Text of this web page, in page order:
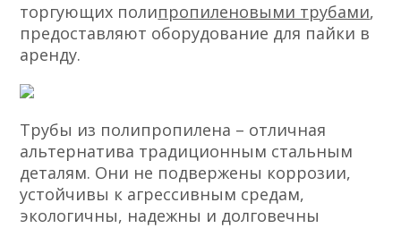
торгующих полипропиленовыми трубами,
предоставляют оборудование для пайки в
аренду.
Трубы из полипропилена – отличная
альтернатива традиционным стальным
деталям. Они не подвержены коррозии,
устойчивы к агрессивным средам,
экологичны, надежны и долговечны